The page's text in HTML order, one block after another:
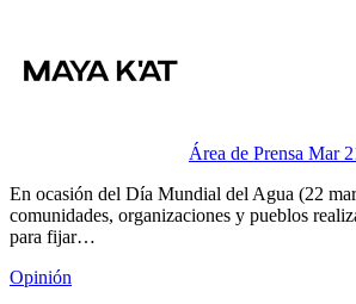
Área de Prensa Mar
En ocasión del Día Mundial del Agua (22 marzo), diversas
comunidades, organizaciones y pueblos
para fijar…
Opinión